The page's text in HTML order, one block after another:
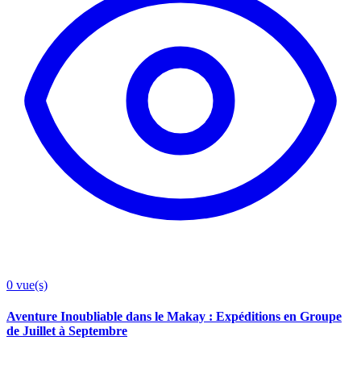
0 vue(s)
Aventure Inoubliable dans le Makay : Expéditions en Groupe
de Juillet à Septembre